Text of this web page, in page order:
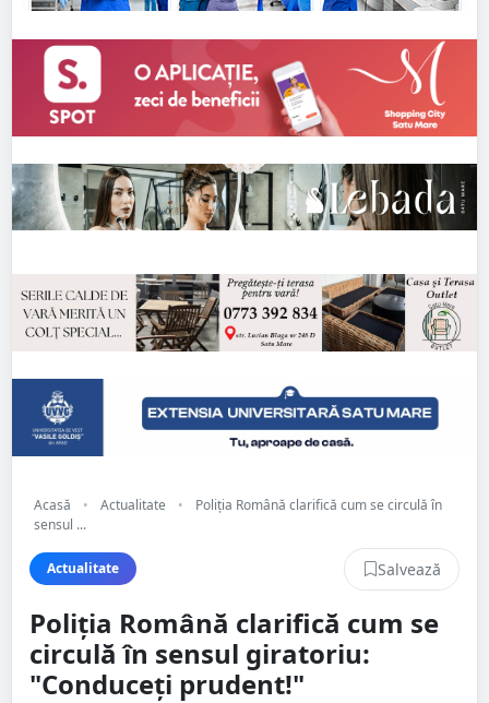
Acasă • Actualitate •
Poliția Română clarifică cum se circulă în
sensul ...
Actualitate Salvează
Poliția Română clarifică cum se
circulă în sensul giratoriu:
"Conduceți prudent!"